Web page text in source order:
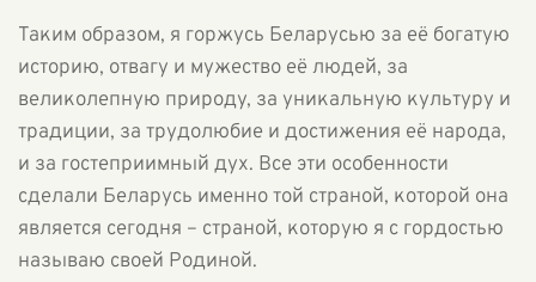
Таким образом, я горжусь Беларусью за её богатую
историю, отвагу и мужество её людей, за
великолепную природу, за уникальную культуру и
традиции, за трудолюбие и достижения её народа,
и за гостеприимный дух. Все эти особенности
сделали Беларусь именно той страной, которой она
является сегодня – страной, которую я с гордостью
называю своей Родиной.